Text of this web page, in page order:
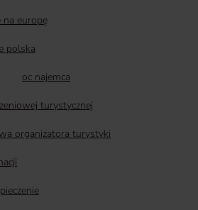
na europę
polska
oc najemca
turystycznej
organizatora turystyki